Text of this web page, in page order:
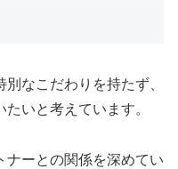
なこだわりを持たず、
いと考えています。
ナーとの関係を深めてい